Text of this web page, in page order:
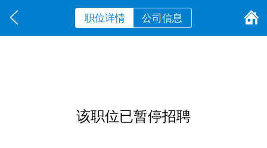
职位详情 公司信息
该职位已暂停招聘